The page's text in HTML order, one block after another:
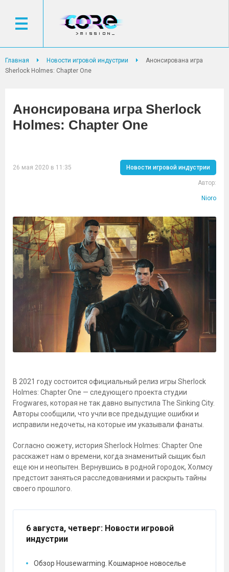
Главная Новости игровой индустрии
Анонсирована игра
Sherlock Holmes: Chapter One
Анонсирована игра Sherlock
Holmes: Chapter One
26 мая 2020 в 11:35 Новости игровой индустрии
Автор:
Nioro
В 2021 году состоится официальный релиз игры Sherlock
Holmes: Chapter One — следующего проекта студии
Frogwares, которая не так давно выпустила The Sinking City.
Авторы сообщили, что учли все предыдущие ошибки и
исправили недочеты, на которые им указывали фанаты.
Согласно сюжету, история Sherlock Holmes: Chapter One
расскажет нам о времени, когда знаменитый сыщик был
еще юн и неопытен. Вернувшись в родной городок, Холмсу
предстоит заняться расследованиями и раскрыть тайны
своего прошлого.
6 августа, четверг: Новости игровой
индустрии
Обзор Housewarming. Кошмарное новоселье